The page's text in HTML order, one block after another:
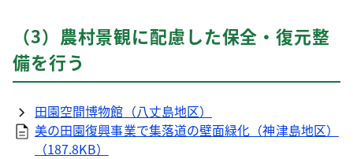
（3）農村景観に配慮した保全・復元整
備を行う
田園空間博物館（八丈島地区）
美の田園復興事業で集落道の壁面緑化（神津島地区）
（187.8KB）